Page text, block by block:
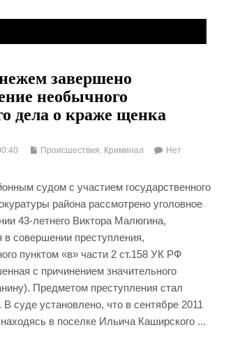
завершено
необычного
дела о краже щенка
Происшествия. Криминал
Нет
судом с участием государственного
района рассмотрено уголовное
43-летнего Виктора Малюгина,
в совершении преступления,
пунктом «в» части 2 ст.158 УК РФ
с причинением значительного
Предметом преступления стал
В суде установлено, что в сентябре 2011
в поселке Ильича Каширского ...